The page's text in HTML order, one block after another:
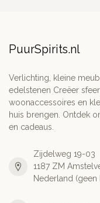
PuurSpirits.nl
Verlichting, kleine
edelstenen Creëer
woonaccessoires en
huis brengen. Ontdek
en cadeaus.
Zijdelweg 19-03
1187 ZM
Nederland